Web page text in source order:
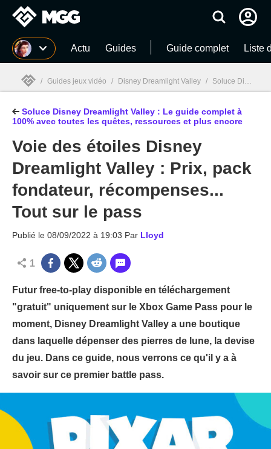
MGG Actu Guides Guide complet Liste
MGG
/ Guides jeux vidéo / Disney Dreamlight Valley / Soluce Disney Dreamlight Valley : Le guide complet à 100% avec toutes les quêtes, ressources et plus encore
Soluce Disney Dreamlight Valley : Le guide complet à
100% avec toutes les quêtes, ressources et plus encore
Voie des étoiles Disney
Dreamlight Valley : Prix, pack
fondateur, récompenses...
Tout sur le pass
Publié le 08/09/2022 à 19:03 Par Lloyd
1
Futur free-to-play disponible en téléchargement
"gratuit" uniquement sur le Xbox Game Pass pour le
moment, Disney Dreamlight Valley a une boutique
dans laquelle dépenser des pierres de lune, la devise
du jeu. Dans ce guide, nous verrons ce qu'il y a à
savoir sur ce premier battle pass.